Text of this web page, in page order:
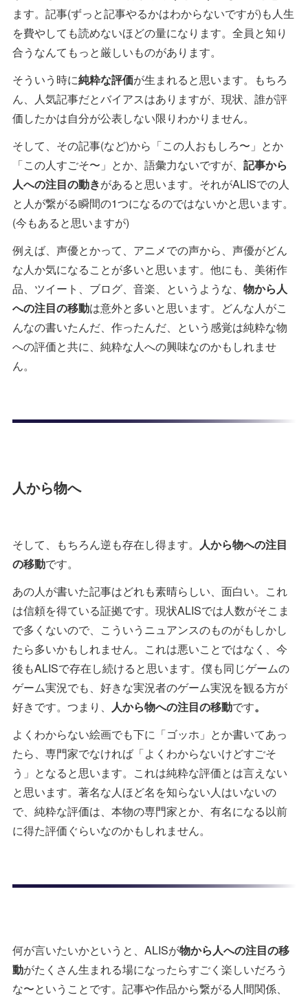
ます。記事(ずっと記事やるかはわからないですが)も人生
を費やしても読めないほどの量になります。全員と知り
合うなんてもっと厳しいものがあります。
そういう時に純粋な評価が生まれると思います。もちろ
ん、人気記事だとバイアスはありますが、現状、誰が評
価したかは自分が公表しない限りわかりません。
そして、その記事(など)から「この人おもしろ〜」とか
「この人すごそ〜」とか、語彙力ないですが、 記事から
人への注目の動きがあると思います。それがALISでの人
と人が繋がる瞬間の1つになるのではないかと思います。
(今もあると思いますが)
例えば、声優とかって、アニメでの声から、声優がどん
な人か気になることが多いと思います。他にも、美術作
品、ツイート、ブログ、音楽、というような、 物から人
への注目の移動は意外と多いと思います。どんな人がこ
んなの書いたんだ、作ったんだ、という感覚は純粋な物
への評価と共に、純粋な人への興味なのかもしれませ
ん。
人から物へ
そして、もちろん逆も存在し得ます。 人から物への注目
の移動です。
あの人が書いた記事はどれも素晴らしい、面白い。これ
は信頼を得ている証拠です。現状ALISでは人数がそこま
で多くないので、こういうニュアンスのものがもしかし
たら多いかもしれません。これは悪いことではなく、今
後もALISで存在し続けると思います。僕も同じゲームの
ゲーム実況でも、好きな実況者のゲーム実況を観る方が
好きです。つまり、 人から物への注目の移動です。
よくわからない絵画でも下に「ゴッホ」とか書いてあっ
たら、専門家でなければ「よくわからないけどすごそ
う」となると思います。これは純粋な評価とは言えない
と思います。著名な人ほど名を知らない人はいないの
で、純粋な評価は、本物の専門家とか、有名になる以前
に得た評価ぐらいなのかもしれません。
何が言いたいかというと、ALISが物から人への注目の移
動がたくさん生まれる場になったらすごく楽しいだろう
な〜ということです。記事や作品から繋がる人間関係、